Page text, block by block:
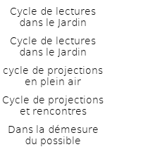
Cycle de lectures
dans le Jardin
Cycle de lectures
dans le Jardin
cycle de projections
en plein air
Cycle de projections
et rencontres
Dans la démesure
du possible